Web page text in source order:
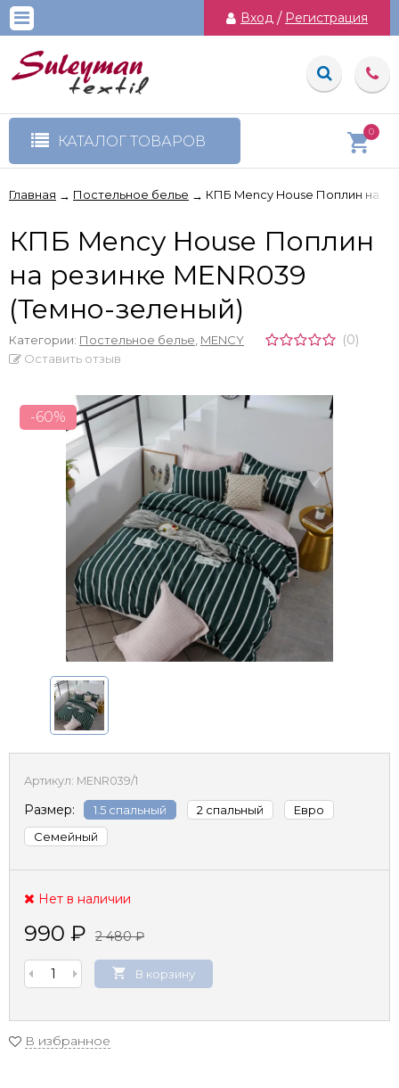
Вход / Регистрация
КАТАЛОГ ТОВАРОВ
0
Главная → Постельное белье → КПБ Mency House Поплин на
КПБ Mency House Поплин
на резинке MENR039
(Темно-зеленый)
Категории: Постельное белье MENCY (0)
Оставить отзыв
-60%
Артикул: MENR039/1
Размер: 1.5 спальный 2 спальный
Евро
Семейный
Нет в наличии
990 ₽ 2 480₽
В корзину
В избранное